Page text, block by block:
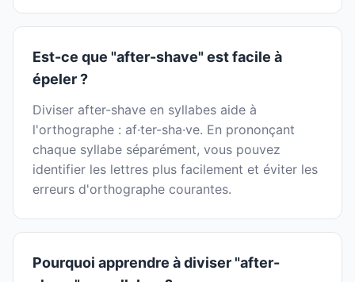
Est-ce que "after-shave" est facile à
épeler ?
Diviser after-shave en syllabes aide à
l'orthographe : af·ter-sha·ve. En prononçant
chaque syllabe séparément, vous pouvez
identifier les lettres plus facilement et éviter les
erreurs d'orthographe courantes.
Pourquoi apprendre à diviser "after-